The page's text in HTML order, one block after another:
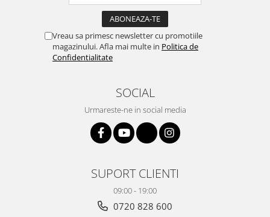
Vreau sa primesc newsletter cu promotiile
magazinului. Afla mai multe in Politica de
Confidentialitate
SOCIAL
Urmareste-ne in social media
SUPORT CLIENTI
09:00 - 19:00
0720 828 600